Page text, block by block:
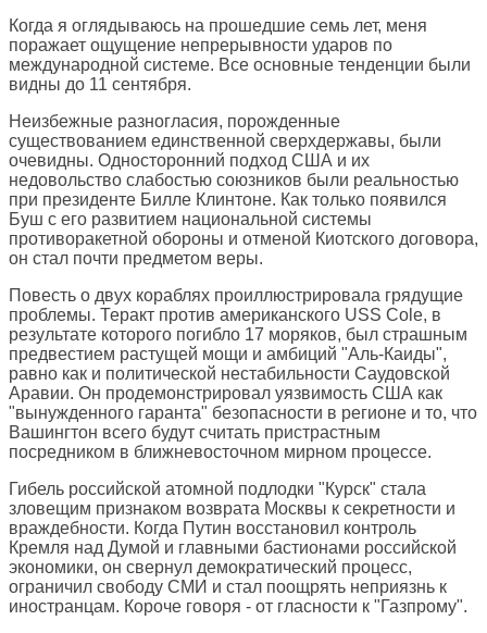
Когда я оглядываюсь на прошедшие семь лет, меня
поражает ощущение непрерывности ударов по
международной системе. Все основные тенденции были
видны до 11 сентября.
Неизбежные разногласия, порожденные
существованием единственной сверхдержавы, были
очевидны. Односторонний подход США и их
недовольство слабостью союзников были реальностью
при президенте Билле Клинтоне. Как только появился
Буш с его развитием национальной системы
противоракетной обороны и отменой Киотского договора,
он стал почти предметом веры.
Повесть о двух кораблях проиллюстрировала грядущие
проблемы. Теракт против американского USS Cole, в
результате которого погибло 17 моряков, был страшным
предвестием растущей мощи и амбиций "Аль-Каиды",
равно как и политической нестабильности Саудовской
Аравии. Он продемонстрировал уязвимость США как
"вынужденного гаранта" безопасности в регионе и то, что
Вашингтон всего будут считать пристрастным
посредником в ближневосточном мирном процессе.
Гибель российской атомной подлодки "Курск" стала
зловещим признаком возврата Москвы к секретности и
враждебности. Когда Путин восстановил контроль
Кремля над Думой и главными бастионами российской
экономики, он свернул демократический процесс,
ограничил свободу СМИ и стал поощрять неприязнь к
иностранцам. Короче говоря - от гласности к "Газпрому".